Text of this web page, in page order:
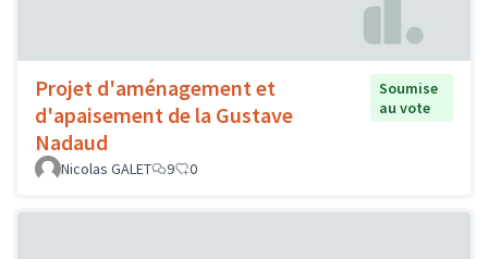
Projet d'aménagement et
d'apaisement de la Gustave
Nadaud
Soumise
au vote
Nicolas GALET 9 0